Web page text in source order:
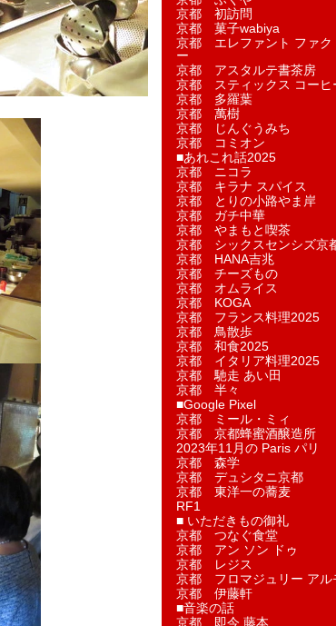
京都 初訪問
京都 菓子wabiya
京都 エレファント ファク
ー
京都 アスタルテ書茶房
京都 スティックス コーヒ
京都 多羅葉
京都 萬樹
京都 じんぐうみち
京都 コミオン
■あれこれ話2025
京都 ニコラ
京都 キラナ スパイス
京都 とりの小路やま岸
京都 ガチ中華
京都 やまもと喫茶
京都 シックスセンシズ京
京都 HANA吉兆
京都 チーズもの
京都 オムライス
京都 KOGA
京都 フランス料理2025
京都 鳥散歩
京都 和食2025
京都 イタリア料理2025
京都 馳走 あい田
京都 半々
■Google Pixel
京都 ミール・ミィ
京都 京都蜂蜜酒醸造所
2023年11月の Paris パリ
京都 森学
京都 デュシタニ京都
京都 東洋一の蕎麦
RF1
■ いただきもの御礼
京都 つなぐ食堂
京都 アン ソン ドゥ
京都 レジス
京都 フロマジュリー アル
京都 伊藤軒
■音楽の話
京都 即今 藤本